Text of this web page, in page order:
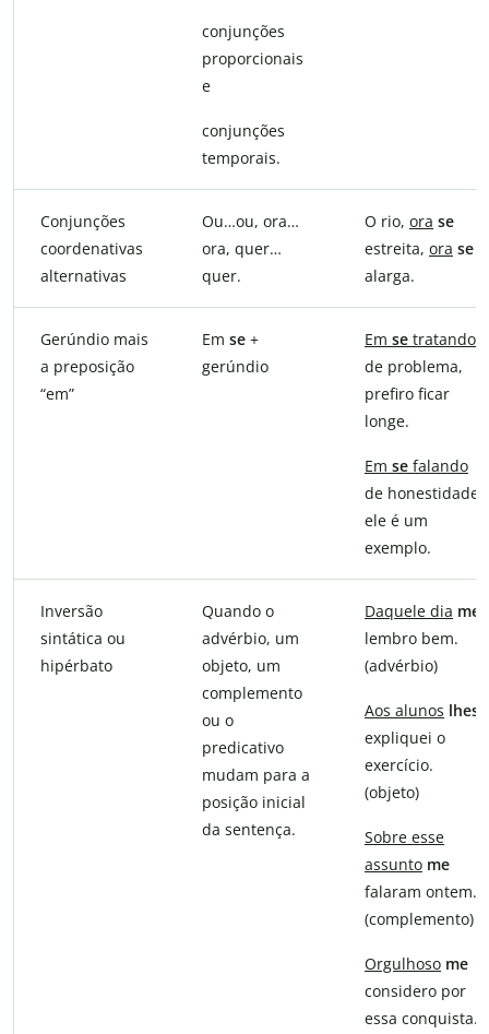
conjunções
proporcionais
e
conjunções
temporais.
Conjunções
coordenativas
alternativas
Ou…ou, ora…
ora, quer…
quer.
O rio, ora se
estreita, ora se
alarga.
Gerúndio mais
a preposição
“em”
Em se +
gerúndio
Em se tratando
de problema,
prefiro ficar
longe.
Em se falando
de honestidade,
ele é um
exemplo.
Inversão
sintática ou
hipérbato
Quando o
advérbio, um
objeto, um
complemento
ou o
predicativo
mudam para a
posição inicial
da sentença.
Daquele dia me
lembro bem.
(advérbio)
Aos alunos lhes
expliquei o
exercício.
(objeto)
Sobre esse
assunto me
falaram ontem.
(complemento)
Orgulhoso me
considero por
essa conquista.